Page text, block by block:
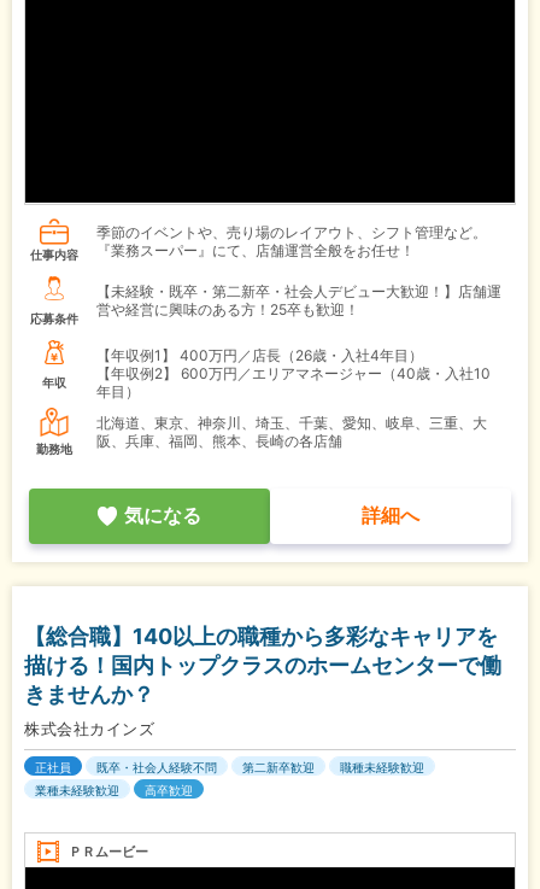
仕事内容
季節のイベントや、売り場のレイアウト、シフト管理など。
『業務スーパー』にて、店舗運営全般をお任せ！
応募条件
【未経験・既卒・第二新卒・社会人デビュー大歓迎！】店舗運
営や経営に興味のある方！25卒も歓迎！
年収
【年収例1】
400万円／店長（26歳・入社4年目）
【年収例2】
600万円／エリアマネージャー（40歳・入社10
年目）
勤務地
北海道、東京、神奈川、埼玉、千葉、愛知、岐阜、三重、大
阪、兵庫、福岡、熊本、長崎の各店舗
気になる 詳細へ
【総合職】140以上の職種から多彩なキャリアを
描ける！国内トップクラスのホームセンターで働
きませんか？
株式会社カインズ
正社員 既卒・社会人経験不問 第二新卒歓迎
職種未経験歓迎
業種未経験歓迎
高卒歓迎
ＰＲムービー